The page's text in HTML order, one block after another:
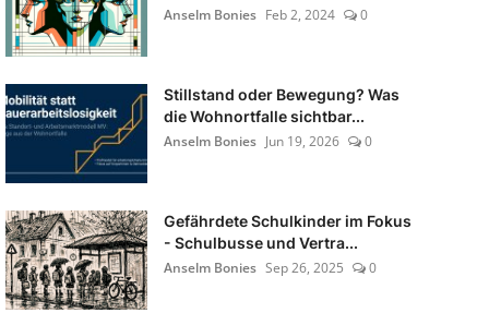
Anselm Bonies Feb 2, 2024 0
Stillstand oder Bewegung? Was
die Wohnortfalle sichtbar...
Anselm Bonies Jun 19, 2026 0
Gefährdete Schulkinder im Fokus
- Schulbusse und Vertra...
Anselm Bonies Sep 26, 2025 0